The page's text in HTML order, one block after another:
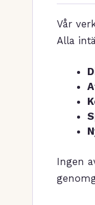
Vår
Alla
Ingen